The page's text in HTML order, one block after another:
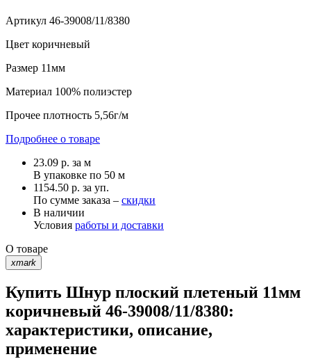
Артикул 46-39008/11/8380
Цвет коричневый
Размер 11мм
Материал 100% полиэстер
Прочее плотность 5,56г/м
Подробнее о товаре
23.09 р. за м
В упаковке по 50 м
1154.50 р. за уп.
По сумме заказа – скидки
В наличии
Условия работы и доставки
О товаре
xmark
Купить Шнур плоский плетеный 11мм
коричневый 46-39008/11/8380:
характеристики, описание,
применение